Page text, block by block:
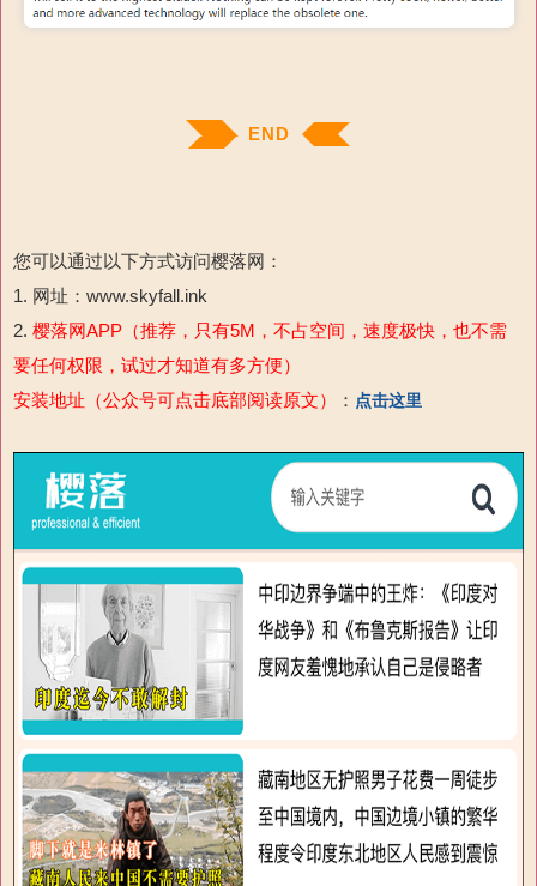
END
您可以通过以下方式访问樱落网：
1. 网址：www.skyfall.ink
2. 樱落网APP（推荐，只有5M，不占空间，速度极快，也不需
要任何权限，试过才知道有多方便）
安装地址（公众号可点击底部阅读原文）
： 点击这里